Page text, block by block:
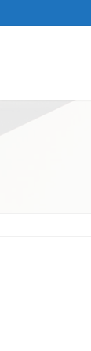
ン
へ
ビ
ョ